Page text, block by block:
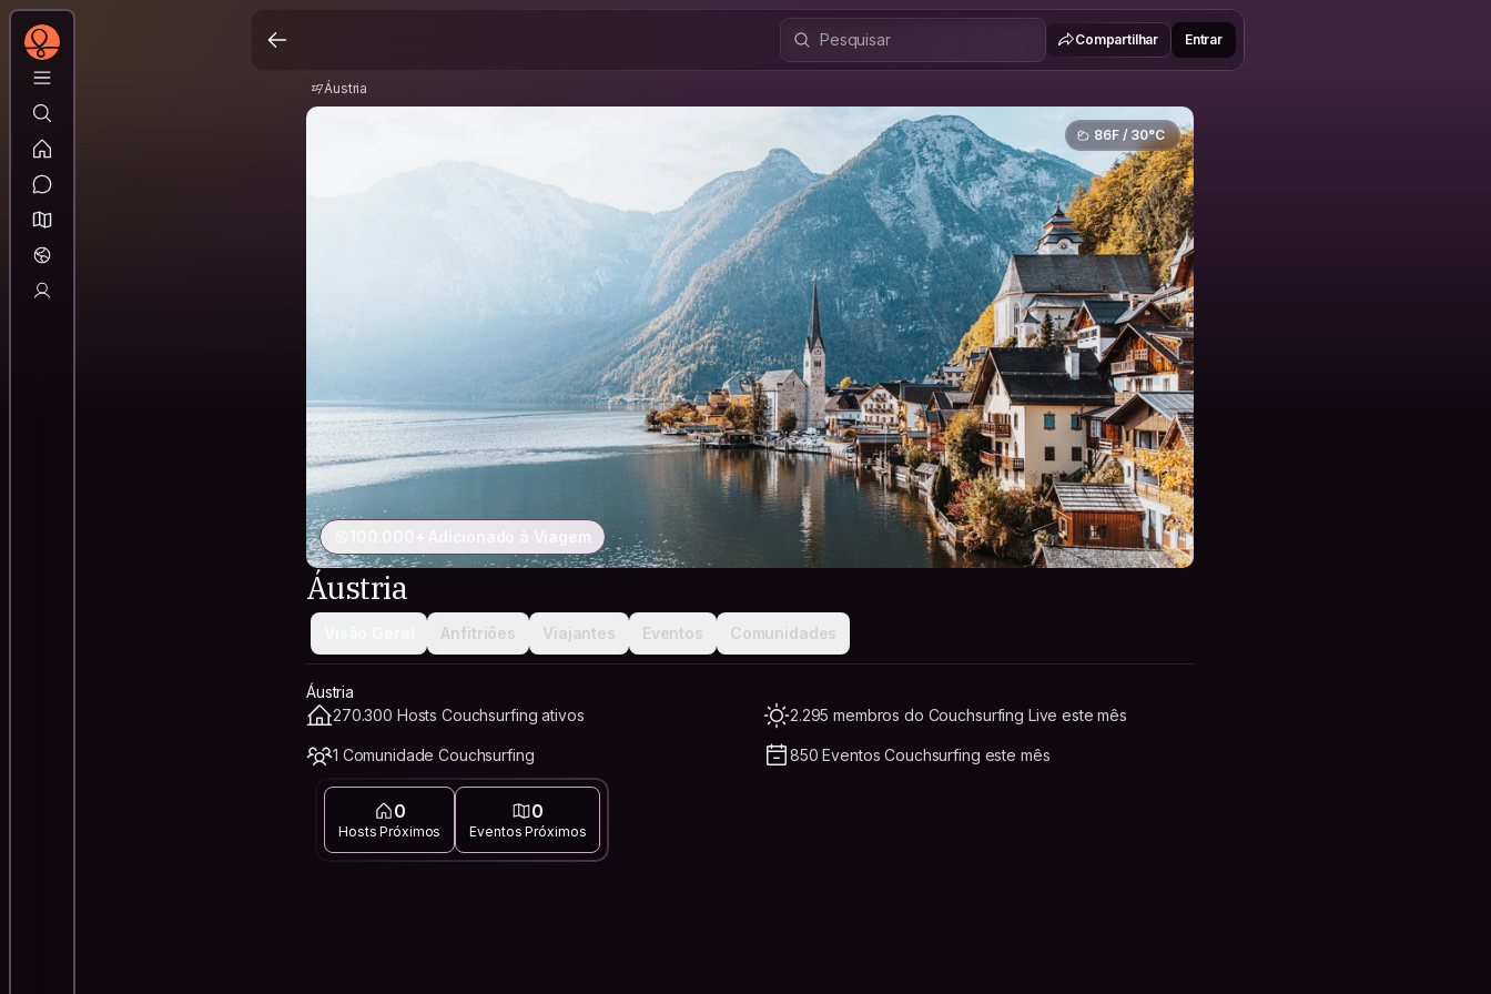
Compartilhar Entrar
Áustria
86F / 30°C
100.000+ Adicionado à Viagem
Áustria
Anfitriões Viajantes Eventos Comunidades
Áustria
270.300 Hosts Couchsurfing ativos
2.295 membros do Couchsurfing Live este mês
1 Comunidade Couchsurfing 850 Eventos Couchsurfing este mês
0
Hosts Próximos
0
Eventos Próximos